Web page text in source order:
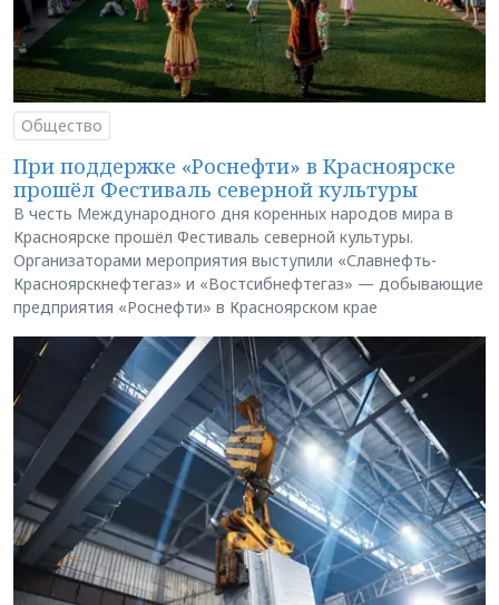
Общество
При поддержке «Роснефти» в Красноярске
прошёл Фестиваль северной культуры
В честь Международного дня коренных народов мира в
Красноярске прошёл Фестиваль северной культуры.
Организаторами мероприятия выступили «Славнефть-
Красноярскнефтегаз» и «Востсибнефтегаз» — добывающие
предприятия «Роснефти» в Красноярском крае